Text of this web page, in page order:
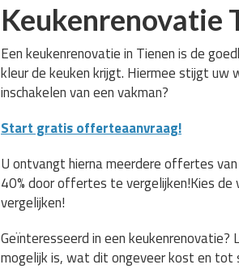
Keukenrenovatie
Een keukenrenovatie in Tienen is de
kleur de keuken krijgt. Hiermee stijgt uw
inschakelen van een vakman?
Start gratis offerteaanvraag!
U ontvangt hierna meerdere offertes
40% door offertes te vergelijken!Kies
vergelijken!
Geïnteresseerd in een
mogelijk is, wat dit ongeveer kost en tot